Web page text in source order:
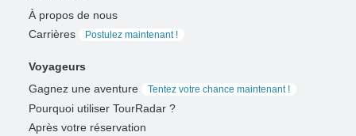
À propos de nous
Carrières
Postulez maintenant !
Voyageurs
Gagnez une aventure
Tentez votre chance maintenant !
Pourquoi utiliser TourRadar ?
Après votre réservation